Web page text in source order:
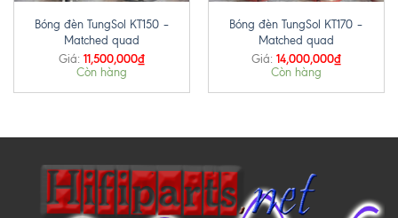
Bóng đèn TungSol KT150 –
Matched quad
Giá: 11,500,000₫
Còn hàng
Bóng đèn TungSol KT170 –
Matched quad
Giá: 14,000,000₫
Còn hàng